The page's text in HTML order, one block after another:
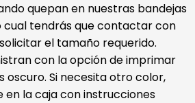
quepan en nuestras bandejas
cual tendrás que contactar con
el tamaño requerido.
con la opción de imprimar
oscuro. Si necesita otro color,
la caja con instrucciones